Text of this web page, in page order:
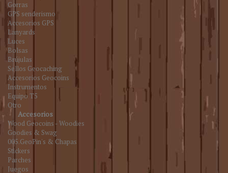
Gorras
GPS senderismo
Accesorios GPS
Lanyards
Luces
Bolsas
Brújulas
Sellos Geocaching
Accesorios Geocoins
Instrumentos
Equipo T5
Otro
Accesorios
Wood Geocoins - Woodies
Goodies & Swag
005.GeoPin's & Chapas
Stickers
Parches
Juegos